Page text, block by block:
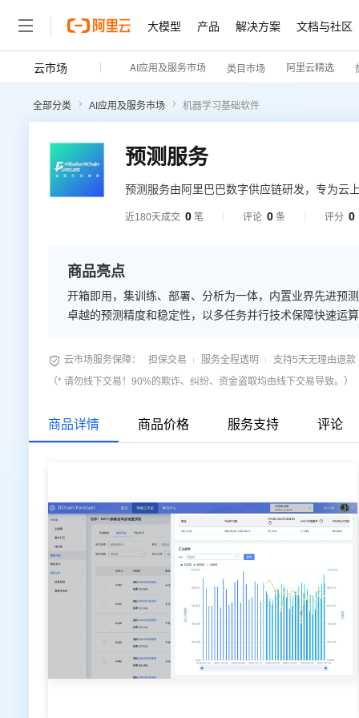
大模型 产品 解决方案 文档与社区
云市场 AI应用及服务市场 类目市场 阿里云精选
全部分类 AI应用及服务市场 机器学习基础软件
预测服务
预测服务由阿里巴巴数字供应链研发，专为云
近180天成交 0 笔 评论 0 条 评分 0
商品亮点
开箱即用，集训练、部署、分析为一体，内置业界先进预
卓越的预测精度和稳定性，以多任务并行技术保障快速运
 云市场服务保障： 担保交易 服务全程透明
支持5天无理由退款
（* 请勿线下交易！90%的欺诈、纠纷、资金盗取均由线下交易导致。）
商品详情 商品价格 服务支持 评论